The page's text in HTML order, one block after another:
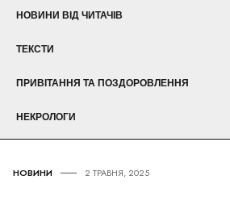
НОВИНИ ВІД ЧИТАЧІВ
ТЕКСТИ
ПРИВІТАННЯ ТА ПОЗДОРОВЛЕННЯ
НЕКРОЛОГИ
НОВИНИ 2 ТРАВНЯ, 2025